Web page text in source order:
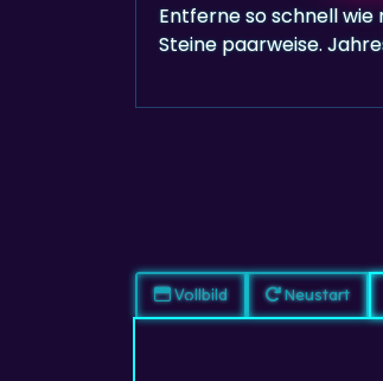
Entferne so schnell
Steine paarweise.
Vollbild Neustart